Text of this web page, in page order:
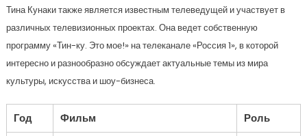
Тина Кунаки также является известным телеведущей и участвует в
различных телевизионных проектах. Она ведет собственную
программу «Тин-ку. Это мое!» на телеканале «Россия 1», в которой
интересно и разнообразно обсуждает актуальные темы из мира
культуры, искусства и шоу-бизнеса.
Год Фильм
Роль